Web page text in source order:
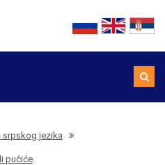
srpskog jezika
pućiće